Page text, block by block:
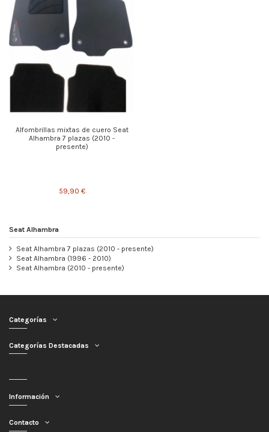
Alfombrillas mixtas de cuero Seat
Alhambra 7 plazas (2010 -
presente)
59,90 €
Seat Alhambra
Seat Alhambra 7 plazas (2010 - presente)
Seat Alhambra (1996 - 2010)
Seat Alhambra (2010 - presente)
Categorías
Categorías Destacadas
Información
Contacto